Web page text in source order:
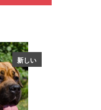
新しい